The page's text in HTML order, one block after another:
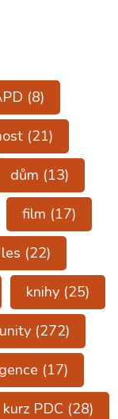
(8)
(21)
dům (13)
film (17)
(22)
knihy(25)
(272)
(17)
kurz PDC (28)